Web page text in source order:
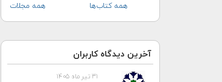
همه کتاب‌ها همه مجلات
آخرین دیدگاه کاربران
۳۱ تیر ماه ۱۴۰۵